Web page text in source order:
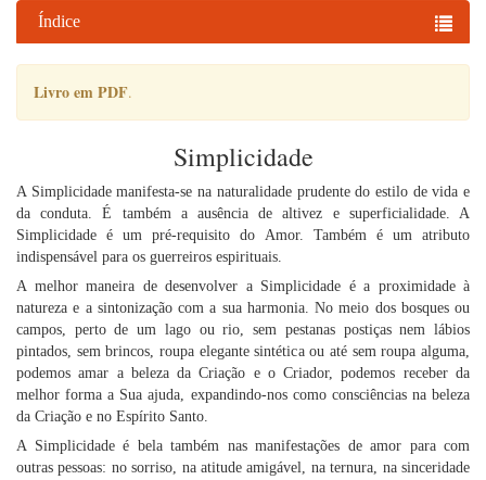
Índice
Livro em PDF.
Simplicidade
A Simplicidade manifesta-se na naturalidade prudente do estilo de vida e
da conduta. É também a ausência de altivez e superficialidade. A
Simplicidade é um pré-requisito do Amor. Também é um atributo
indispensável para os guerreiros espirituais.
A melhor maneira de desenvolver a Simplicidade é a proximidade à
natureza e a sintonização com a sua harmonia. No meio dos bosques ou
campos, perto de um lago ou rio, sem pestanas postiças nem lábios
pintados, sem brincos, roupa elegante sintética ou até sem roupa alguma,
podemos amar a beleza da Criação e o Criador, podemos receber da
melhor forma a Sua ajuda, expandindo-nos como consciências na beleza
da Criação e no Espírito Santo.
A Simplicidade é bela também nas manifestações de amor para com
outras pessoas: no sorriso, na atitude amigável, na ternura, na sinceridade